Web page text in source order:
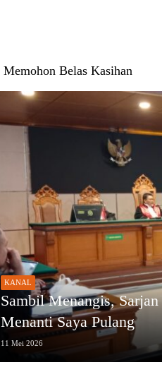
Memohon Belas Kasihan
KANAL
Sambil Menangis,
Menanti Saya Pulang
11 Mei 2026